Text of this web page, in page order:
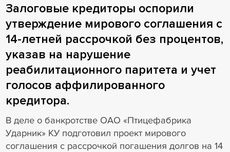
Залоговые кредиторы оспорили
утверждение мирового соглашения с
14-летней рассрочкой без процентов,
указав на нарушение
реабилитационного паритета и учет
голосов аффилированного
кредитора.
В деле о банкротстве ОАО «Птицефабрика
Ударник» КУ подготовил проект мирового
соглашения с рассрочкой погашения долгов на 14